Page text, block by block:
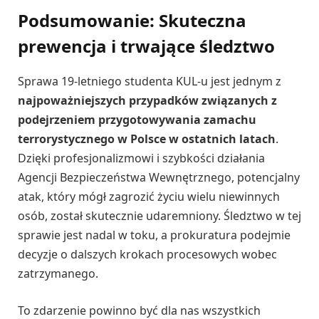
Podsumowanie: Skuteczna
prewencja i trwające śledztwo
Sprawa 19-letniego studenta KUL-u jest jednym z
najpoważniejszych przypadków związanych z
podejrzeniem przygotowywania zamachu
terrorystycznego w Polsce w ostatnich latach.
Dzięki profesjonalizmowi i szybkości działania
Agencji Bezpieczeństwa Wewnętrznego, potencjalny
atak, który mógł zagrozić życiu wielu niewinnych
osób, został skutecznie udaremniony. Śledztwo w tej
sprawie jest nadal w toku, a prokuratura podejmie
decyzje o dalszych krokach procesowych wobec
zatrzymanego.
To zdarzenie powinno być dla nas wszystkich